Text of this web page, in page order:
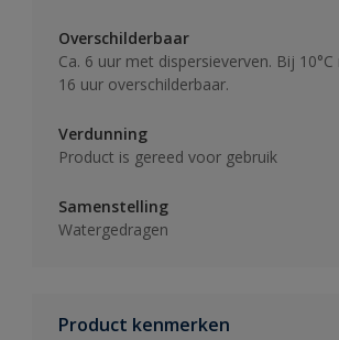
Overschilderbaar
Ca. 6 uur met dispersieverven. Bij
16 uur overschilderbaar.
Verdunning
Product is gereed voor gebruik
Samenstelling
Watergedragen
Product kenmerken